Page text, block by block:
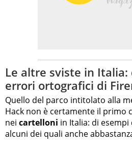
Le altre sviste in
errori ortografici di
Quello del parco intitolato alla
Hack non è certamente il primo
nei cartelloni in Italia: di
alcuni dei quali anche